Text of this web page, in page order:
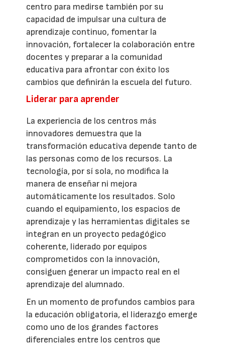
centro para medirse también por su
capacidad de impulsar una cultura de
aprendizaje continuo, fomentar la
innovación, fortalecer la colaboración entre
docentes y preparar a la comunidad
educativa para afrontar con éxito los
cambios que definirán la escuela del futuro.
Liderar para aprender
La experiencia de los centros más
innovadores demuestra que la
transformación educativa depende tanto de
las personas como de los recursos. La
tecnología, por sí sola, no modifica la
manera de enseñar ni mejora
automáticamente los resultados. Solo
cuando el equipamiento, los espacios de
aprendizaje y las herramientas digitales se
integran en un proyecto pedagógico
coherente, liderado por equipos
comprometidos con la innovación,
consiguen generar un impacto real en el
aprendizaje del alumnado.
En un momento de profundos cambios para
la educación obligatoria, el liderazgo emerge
como uno de los grandes factores
diferenciales entre los centros que